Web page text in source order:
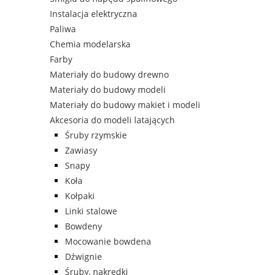
Instalacja elektryczna
Paliwa
Chemia modelarska
Farby
Materiały do budowy drewno
Materiały do budowy modeli
Materiały do budowy makiet i modeli
Akcesoria do modeli latających
Śruby rzymskie
Zawiasy
Snapy
Koła
Kołpaki
Linki stalowe
Bowdeny
Mocowanie bowdena
Dźwignie
Śruby, nakrędki